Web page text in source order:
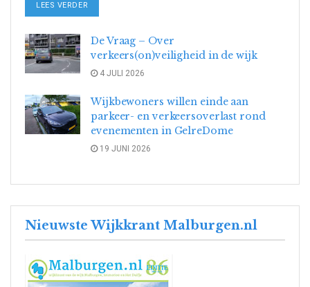
LEES VERDER
De Vraag – Over
verkeers(on)veiligheid in de wijk
4 JULI 2026
Wijkbewoners willen einde aan
parkeer- en verkeersoverlast rond
evenementen in GelreDome
19 JUNI 2026
Nieuwste Wijkkrant Malburgen.nl